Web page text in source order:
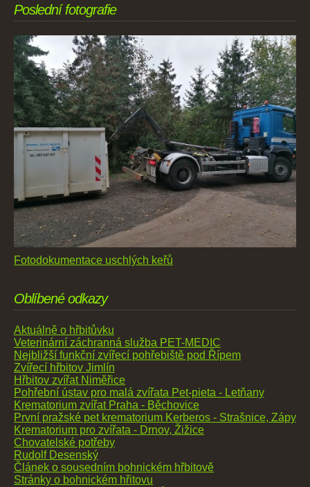
Poslední fotografie
Fotodokumentace uschlých keřů
Oblíbené odkazy
Aktuálně o hřbitůvku
Veterinární záchranná služba PET-MEDIC
Nejbližší funkční zvířecí pohřebiště pod Řípem
Zvířecí hřbitov Jimlín
Hřbitov zvířat Niměřice
Pohřební ústav pro malá zvířata Pet-pieta - Letňany
Krematorium zvířat Praha - Běchovice
První pražské pet krematorium Kerberos - Strašnice, Zápy
Krematorium pro zvířata - Drnov, Žižice
Chovatelské potřeby
Rudolf Desenský
Článek o sousedním bohnickém hřbitově
Stránky o bohnickém hřitovu